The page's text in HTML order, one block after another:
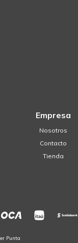
Empresa
Nosotros
Contacto
Tienda
Punta